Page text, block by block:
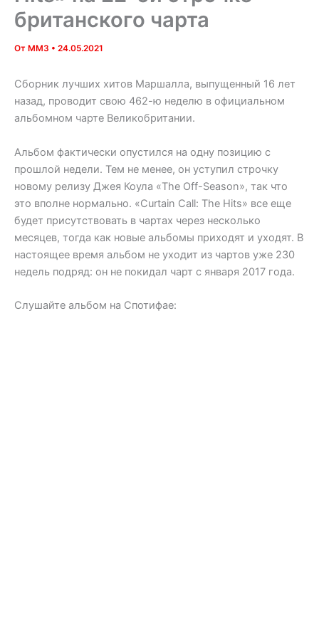
британского чарта
От MM3 • 24.05.2021
Сборник лучших хитов Маршалла, выпущенный 16 лет
назад, проводит свою 462-ю неделю в официальном
альбомном чарте Великобритании.
Альбом фактически опустился на одну позицию с
прошлой недели. Тем не менее, он уступил строчку
новому релизу Джея Коула «The Off-Season», так что
это вполне нормально. «Curtain Call: The Hits» все еще
будет присутствовать в чартах через несколько
месяцев, тогда как новые альбомы приходят и уходят. В
настоящее время альбом не уходит из чартов уже 230
недель подряд: он не покидал чарт с января 2017 года.
Слушайте альбом на Спотифае: